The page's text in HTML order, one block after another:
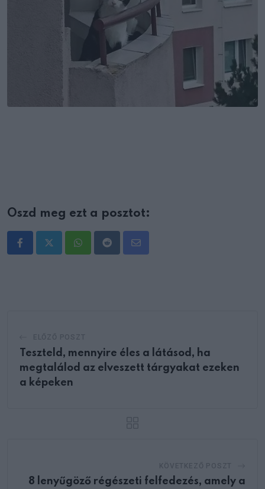
Oszd meg ezt a posztot:
WhatsappRedditShare
Teszteld, mennyire éles a látásod, ha
megtalálod az elveszett tárgyakat ezeken
a képeken
8 lenyűgöző régészeti felfedezés, amely a